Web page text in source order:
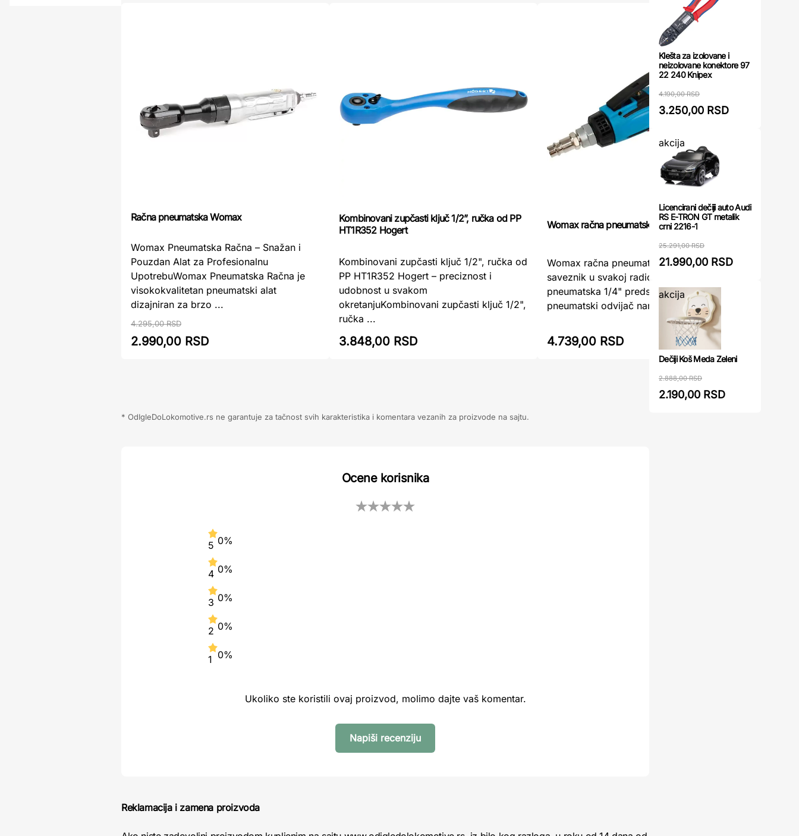
Račna pneumatska Womax
Womax Pneumatska Račna – Snažan i
Pouzdan Alat za Profesionalnu
UpotrebuWomax Pneumatska Račna je
visokokvalitetan pneumatski alat
dizajniran za brzo ...
4.295,00 RSD
2.990,00 RSD
Kombinovani zupčasti ključ 1/2”, ručka od PP
HT1R352 Hogert
Kombinovani zupčasti ključ 1/2", ručka od
PP HT1R352 Hogert – preciznost i
udobnost u svakom
okretanjuKombinovani zupčasti ključ 1/2",
ručka ...
3.848,00 RSD
Womax račna pneumatska 1/4"
Womax račna pneumatska 1/4" – snažan
saveznik u svakoj radioniciWomax račna
pneumatska 1/4" predstavlja savremeni
pneumatski odvijač namenjen brzom i ...
4.739,00 RSD
* OdIgleDoLokomotive.rs ne garantuje za tačnost svih karakteristika i komentara vezanih za proizvode na sajtu.
Ocene korisnika
5 0%
4 0%
3 0%
2 0%
1 0%
Ukoliko ste koristili ovaj proizvod, molimo dajte vaš komentar.
Napiši recenziju
Reklamacija i zamena proizvoda
Klešta za izolovane i
neizolovane konektore 97
22 240 Knipex
4.190,00 RSD
3.250,00 RSD
akcija
Licencirani dečiji auto Audi
RS E-TRON GT metalik
crni 2216-1
25.291,00 RSD
21.990,00 RSD
akcija
Dečiji Koš Meda Zeleni
2.888,00 RSD
2.190,00 RSD